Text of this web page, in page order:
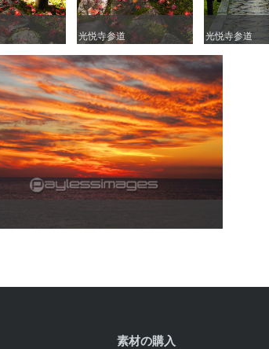
光悦寺参道
光悦寺参道 光悦寺参道
光悦寺参道
素材の購入